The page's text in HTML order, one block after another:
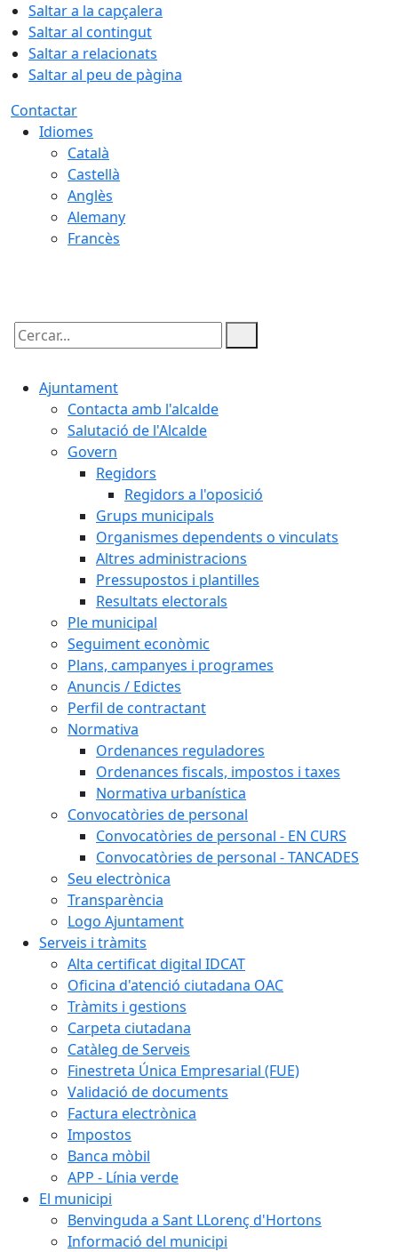
Saltar a la capçalera
Saltar al contingut
Saltar a relacionats
Saltar al peu de pàgina
Contactar
Idiomes
Català
Castellà
Anglès
Alemany
Francès
Cercar:
Ajuntament
Contacta amb l'alcalde
Salutació de l'Alcalde
Govern
Regidors
Regidors a l'oposició
Grups municipals
Organismes dependents o vinculats
Altres administracions
Pressupostos i plantilles
Resultats electorals
Ple municipal
Seguiment econòmic
Plans, campanyes i programes
Anuncis / Edictes
Perfil de contractant
Normativa
Ordenances reguladores
Ordenances fiscals, impostos i taxes
Normativa urbanística
Convocatòries de personal
Convocatòries de personal - EN CURS
Convocatòries de personal - TANCADES
Seu electrònica
Transparència
Logo Ajuntament
Serveis i tràmits
Alta certificat digital IDCAT
Oficina d'atenció ciutadana OAC
Tràmits i gestions
Carpeta ciutadana
Catàleg de Serveis
Finestreta Única Empresarial (FUE)
Validació de documents
Factura electrònica
Impostos
Banca mòbil
APP - Línia verde
El municipi
Benvinguda a Sant LLorenç d'Hortons
Informació del municipi